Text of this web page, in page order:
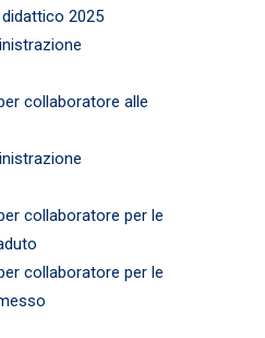
2025
collaboratore alle
collaboratore per le
collaboratore per le